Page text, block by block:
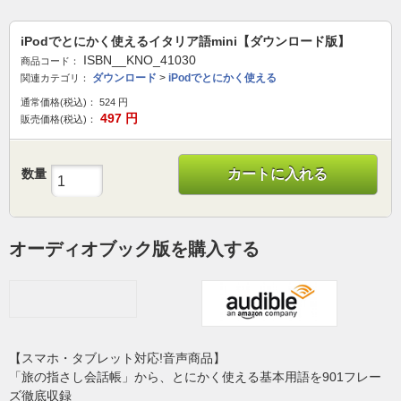
iPodでとにかく使えるイタリア語mini【ダウンロード版】
商品コード： ISBN__KNO_41030
関連カテゴリ： ダウンロード > iPodでとにかく使える
通常価格(税込)： 524 円
販売価格(税込)：
497 円
数量 カートに入れる
オーディオブック版を購入する
【スマホ・タブレット対応!音声商品】
「旅の指さし会話帳」から、とにかく使える基本用語を901フレー
ズ徹底収録